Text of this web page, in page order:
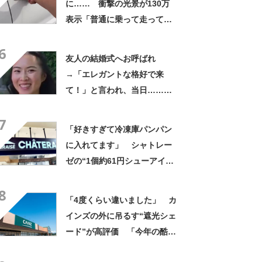
に…… 衝撃の光景が130万
表示「普通に乗って走ってた
友人の結婚式へお呼ばれ
→「エレガントな格好で来
て！」と言われ、当日……ま
「好きすぎて冷凍庫パンパン
に入れてます」 シャトレー
ゼの“1個約61円シューアイ
「4度くらい違いました」 カ
インズの外に吊るす“遮光シェ
ード”が高評価 「今年の酷暑